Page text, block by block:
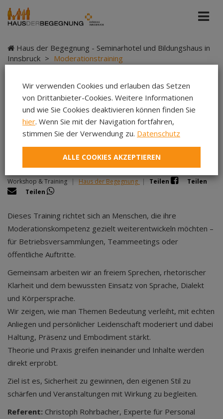
Haus der Begegnung - Seminarhotel und Bildungshaus in
Innsbruck > Moderationstraining
Moderationstraining
Workshop & Training | Haus der Begegnung | Teilen
Teilen
Teilen
Dieses Training richtet sich an Menschen, die ihre
Moderationskompetenz gezielt weiterentwickeln möchten –
für Betriebsversammlungen, Teammeetings oder
öffentliche Auftritte.
Gemeinsam arbeiten wir an freiem Sprechen, rhetorischer
Klarheit und dem bewussten Einsatz von Sprache, Dialekt
und Körpersprache.
Wir zeigen, wie man Themen Bedeutung verleiht, mit echten
Anliegen und persönlicher Leidenschaft moderiert und dabei
Haltung, Präsenz und Embodiment stärkt.
Theorie und Praxis greifen ineinander und Inhalte werden
direkt erprobt.
Ziel ist es, Sicherheit zu gewinnen, den eigenen Stil zu
schärfen und Veranstaltungen mit Wirkung zu begleiten.
Referent: Christoph Rohrbacher, Experte für Personal
Wir verwenden Cookies und erlauben das Setzen
von Drittanbieter-Cookies. Weitere Informationen
und wie Sie Cookies deaktivieren können finden Sie
hier. Wenn Sie mit der Navigation fortfahren,
stimmen Sie der Verwendung zu. Datenschutz
ALLE COOKIES AKZEPTIEREN